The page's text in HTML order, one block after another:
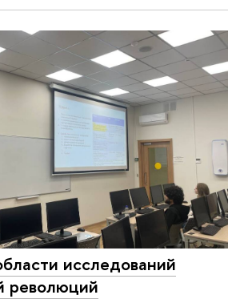
исследований
революций